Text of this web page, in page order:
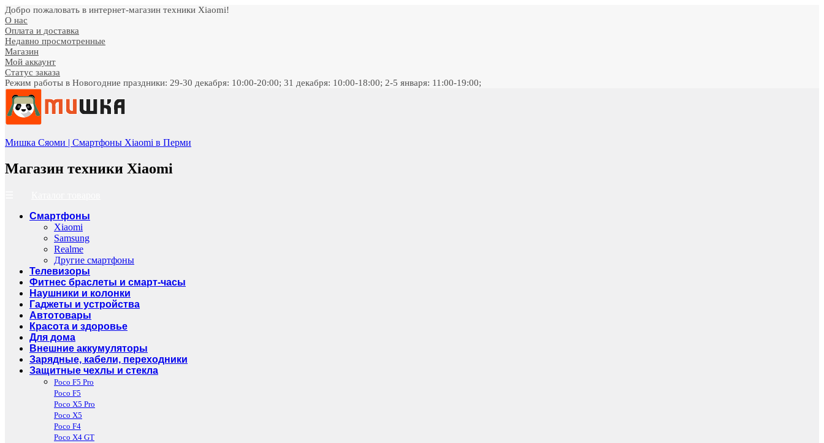
Добро пожаловать в интернет-магазин техники Xiaomi!
О нас
Оплата и доставка
Недавно просмотренные
Магазин
Мой аккаунт
Статус заказа
Режим работы в Новогодние праздники: 29-30 декабря: 10:00-20:00; 31 декабря: 10:00-18:00; 2-5 января: 11:00-19:00;
Мишка Сяоми | Смартфоны Xiaomi в Перми
Магазин техники Xiaomi
Смартфоны
Xiaomi
Samsung
Realme
Другие смартфоны
Телевизоры
Фитнес браслеты и смарт-часы
Наушники и колонки
Гаджеты и устройства
Автотовары
Красота и здоровье
Для дома
Внешние аккумуляторы
Зарядные, кабели, переходники
Защитные чехлы и стекла
Poco F5 Pro
Poco F5
Poco X5 Pro
Poco X5
Poco F4
Poco X4 GT